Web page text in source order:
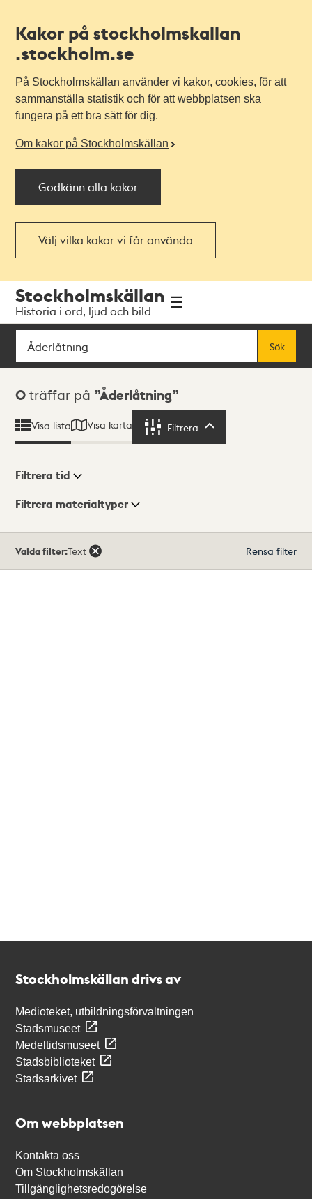
Kakor på stockholmskallan
.stockholm.se
På Stockholmskällan använder vi kakor, cookies, för att
sammanställa statistik och för att webbplatsen ska
fungera på ett bra sätt för dig.
Om kakor på Stockholmskällan
Godkänn alla kakor
Välj vilka kakor vi får använda
navigationen
huvudinnehållet
Stockholmskällan
Historia i ord, ljud och bild
Sök
Sök
Sökresultat
0 träffar på Åderlåtning
Visa lista Visa karta Filtrera
Visningsläge
Filtrera tid
Filtrera materialtyper
träffar
Valda filter:Text Rensa filter
Stockholmskällan drivs av
Medioteket, utbildningsförvaltningen
Stadsmuseet
Medeltidsmuseet
Stadsbiblioteket
Stadsarkivet
Om webbplatsen
Kontakta oss
Om Stockholmskällan
Tillgänglighetsredogörelse